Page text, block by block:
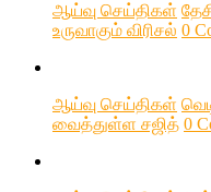
ஆய்வு செய்திகள்
உருவாகும் விரிசல் 0
ஆய்வு செய்திகள்
வைத்துள்ள சஜித் 0